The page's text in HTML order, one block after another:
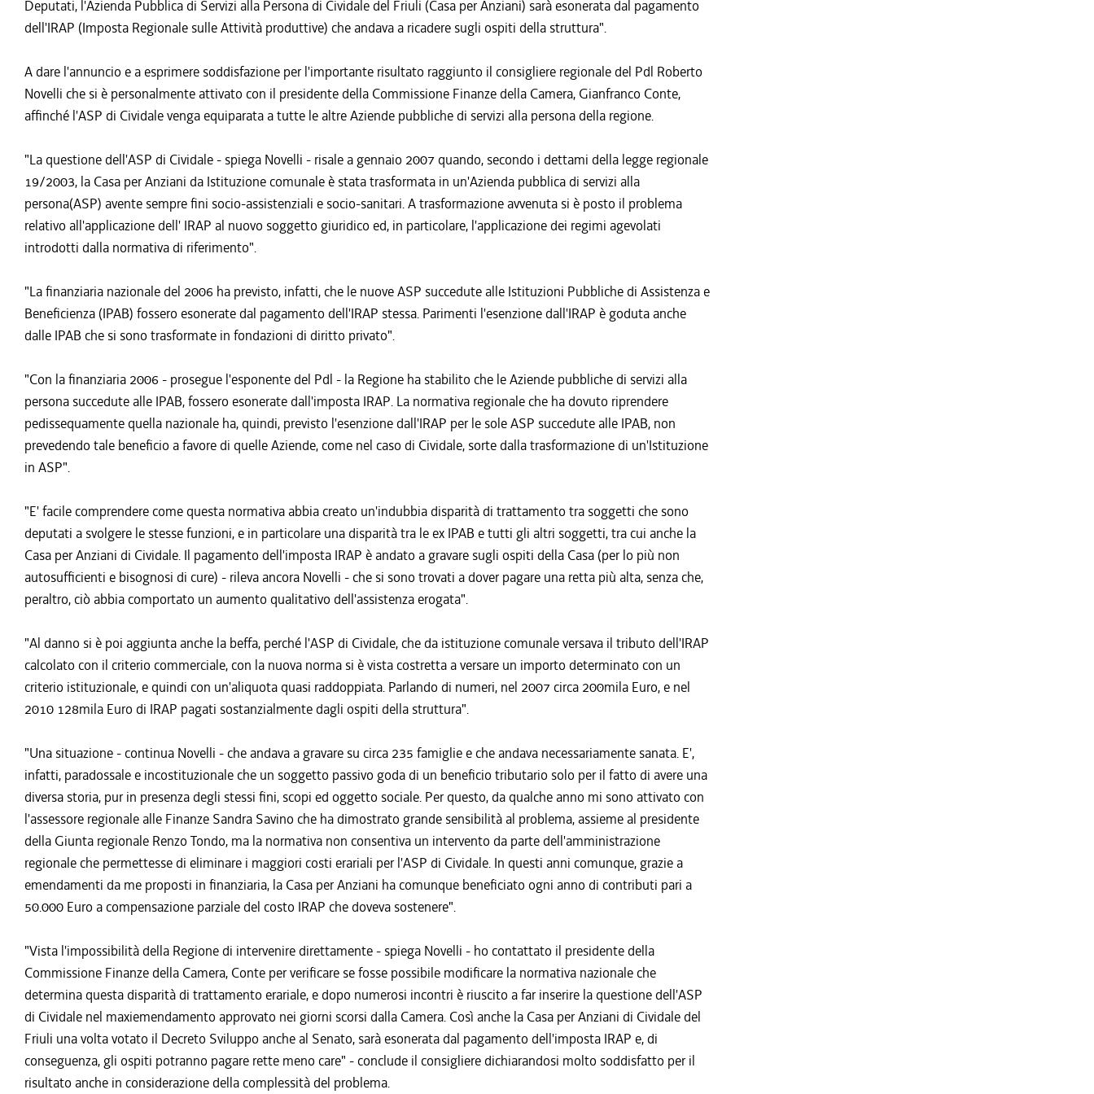
Deputati, l'Azienda Pubblica di Servizi alla Persona di Cividale del Friuli (Casa per Anziani) sarà esonerata dal pagamento
dell'IRAP (Imposta Regionale sulle Attività produttive) che andava a ricadere sugli ospiti della struttura".
A dare l'annuncio e a esprimere soddisfazione per l'importante risultato raggiunto il consigliere regionale del Pdl Roberto
Novelli che si è personalmente attivato con il presidente della Commissione Finanze della Camera, Gianfranco Conte,
affinché l'ASP di Cividale venga equiparata a tutte le altre Aziende pubbliche di servizi alla persona della regione.
"La questione dell'ASP di Cividale - spiega Novelli - risale a gennaio 2007 quando, secondo i dettami della legge regionale
19/2003, la Casa per Anziani da Istituzione comunale è stata trasformata in un'Azienda pubblica di servizi alla
persona(ASP) avente sempre fini socio-assistenziali e socio-sanitari. A trasformazione avvenuta si è posto il problema
relativo all'applicazione dell' IRAP al nuovo soggetto giuridico ed, in particolare, l'applicazione dei regimi agevolati
introdotti dalla normativa di riferimento".
"La finanziaria nazionale del 2006 ha previsto, infatti, che le nuove ASP succedute alle Istituzioni Pubbliche di Assistenza e
Beneficienza (IPAB) fossero esonerate dal pagamento dell'IRAP stessa. Parimenti l'esenzione dall'IRAP è goduta anche
dalle IPAB che si sono trasformate in fondazioni di diritto privato".
"Con la finanziaria 2006 - prosegue l'esponente del Pdl - la Regione ha stabilito che le Aziende pubbliche di servizi alla
persona succedute alle IPAB, fossero esonerate dall'imposta IRAP. La normativa regionale che ha dovuto riprendere
pedissequamente quella nazionale ha, quindi, previsto l'esenzione dall'IRAP per le sole ASP succedute alle IPAB, non
prevedendo tale beneficio a favore di quelle Aziende, come nel caso di Cividale, sorte dalla trasformazione di un'Istituzione
in ASP".
"E' facile comprendere come questa normativa abbia creato un'indubbia disparità di trattamento tra soggetti che sono
deputati a svolgere le stesse funzioni, e in particolare una disparità tra le ex IPAB e tutti gli altri soggetti, tra cui anche la
Casa per Anziani di Cividale. Il pagamento dell'imposta IRAP è andato a gravare sugli ospiti della Casa (per lo più non
autosufficienti e bisognosi di cure) - rileva ancora Novelli - che si sono trovati a dover pagare una retta più alta, senza che,
peraltro, ciò abbia comportato un aumento qualitativo dell'assistenza erogata".
"Al danno si è poi aggiunta anche la beffa, perché l'ASP di Cividale, che da istituzione comunale versava il tributo dell'IRAP
calcolato con il criterio commerciale, con la nuova norma si è vista costretta a versare un importo determinato con un
criterio istituzionale, e quindi con un'aliquota quasi raddoppiata. Parlando di numeri, nel 2007 circa 200mila Euro, e nel
2010 128mila Euro di IRAP pagati sostanzialmente dagli ospiti della struttura".
"Una situazione - continua Novelli - che andava a gravare su circa 235 famiglie e che andava necessariamente sanata. E',
infatti, paradossale e incostituzionale che un soggetto passivo goda di un beneficio tributario solo per il fatto di avere una
diversa storia, pur in presenza degli stessi fini, scopi ed oggetto sociale. Per questo, da qualche anno mi sono attivato con
l'assessore regionale alle Finanze Sandra Savino che ha dimostrato grande sensibilità al problema, assieme al presidente
della Giunta regionale Renzo Tondo, ma la normativa non consentiva un intervento da parte dell'amministrazione
regionale che permettesse di eliminare i maggiori costi erariali per l'ASP di Cividale. In questi anni comunque, grazie a
emendamenti da me proposti in finanziaria, la Casa per Anziani ha comunque beneficiato ogni anno di contributi pari a
50.000 Euro a compensazione parziale del costo IRAP che doveva sostenere".
"Vista l'impossibilità della Regione di intervenire direttamente - spiega Novelli - ho contattato il presidente della
Commissione Finanze della Camera, Conte per verificare se fosse possibile modificare la normativa nazionale che
determina questa disparità di trattamento erariale, e dopo numerosi incontri è riuscito a far inserire la questione dell'ASP
di Cividale nel maxiemendamento approvato nei giorni scorsi dalla Camera. Così anche la Casa per Anziani di Cividale del
Friuli una volta votato il Decreto Sviluppo anche al Senato, sarà esonerata dal pagamento dell'imposta IRAP e, di
conseguenza, gli ospiti potranno pagare rette meno care" - conclude il consigliere dichiarandosi molto soddisfatto per il
risultato anche in considerazione della complessità del problema.